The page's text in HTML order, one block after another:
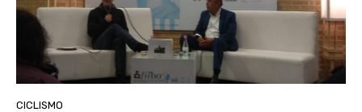
CICLISMO